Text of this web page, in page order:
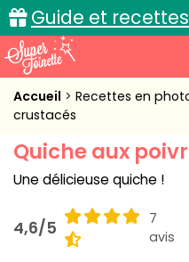
Guide et
Accueil
Cuisine pratique
L'actu cuisine
Accueil Recettes en
crustacés
Quiche aux
Une délicieuse quiche !
4,6/5
7
avis